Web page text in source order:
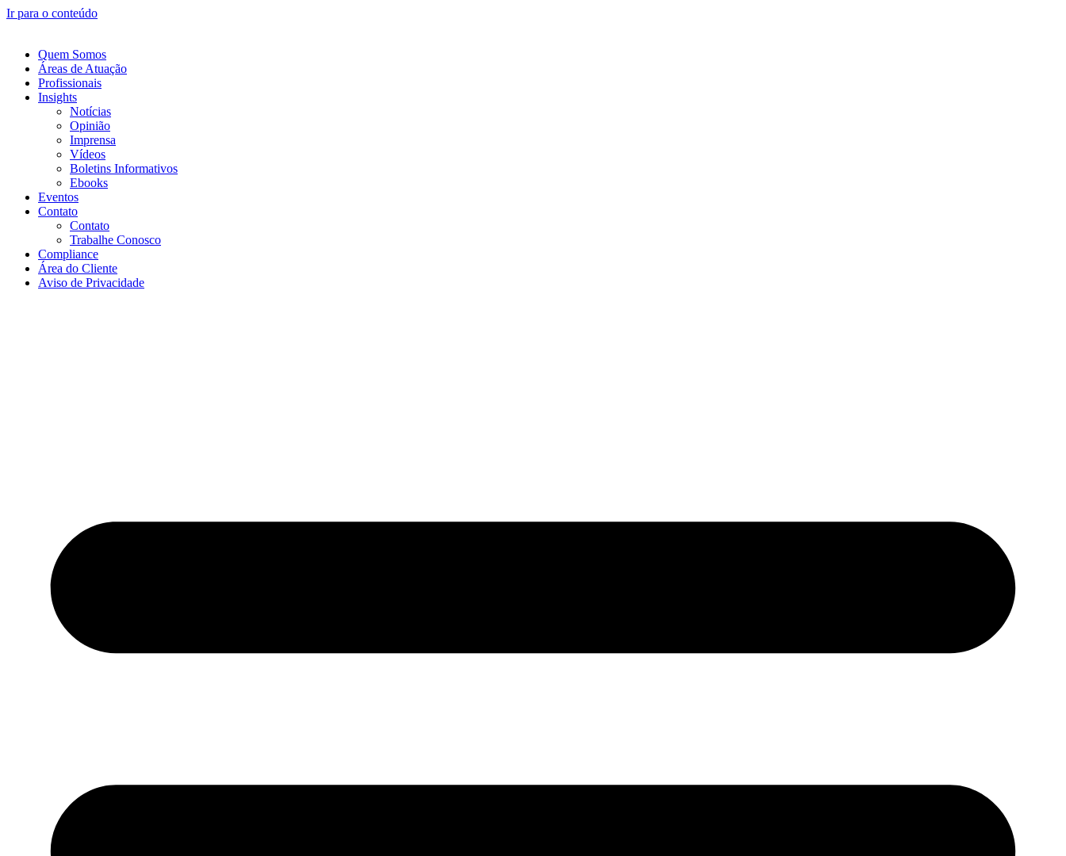
Ir para o conteúdo
Quem Somos
Áreas de Atuação
Profissionais
Insights
Notícias
Opinião
Imprensa
Vídeos
Boletins Informativos
Ebooks
Eventos
Contato
Contato
Trabalhe Conosco
Compliance
Área do Cliente
Aviso de Privacidade